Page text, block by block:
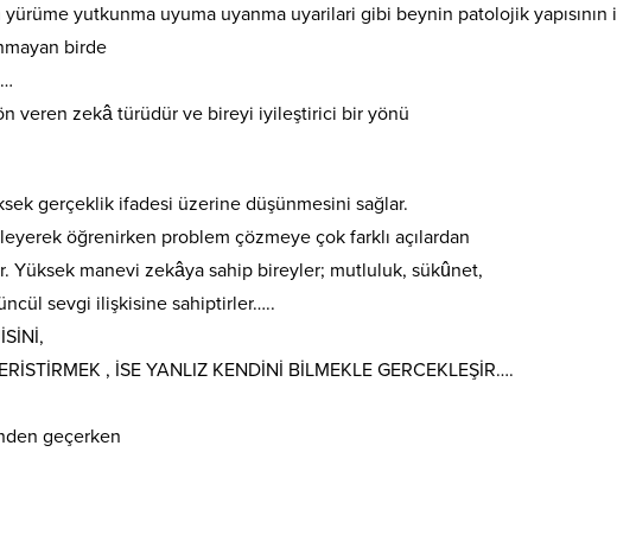
yutkunma uyuma uyanma uyarilari gibi beynin patolojik
birde
veren zekâ türüdür ve bireyi iyileştirici bir yönü
gerçeklik ifadesi üzerine düşünmesini sağlar.
öğrenirken problem çözmeye çok farklı açılardan
Yüksek manevi zekâya sahip bireyler; mutluluk, sükûnet,
sevgi ilişkisine sahiptirler…..
, İSE YANLIZ KENDİNİ BİLMEKLE GERCEKLEŞİR….
geçerken